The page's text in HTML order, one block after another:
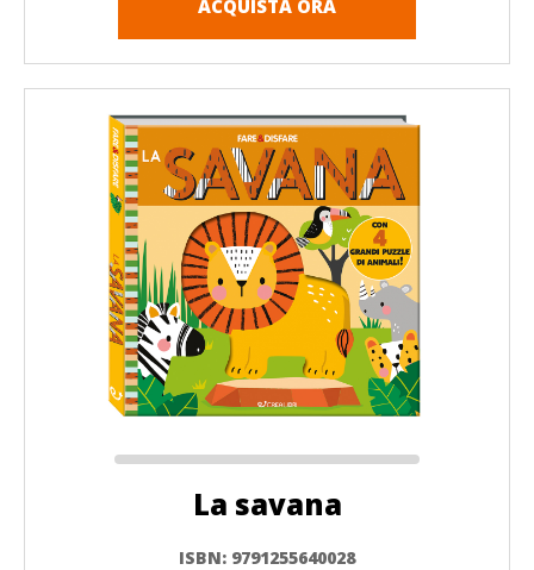
ACQUISTA ORA
La savana
ISBN: 9791255640028